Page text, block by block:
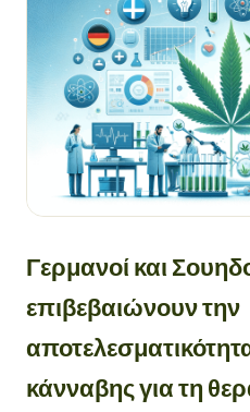
Γερμανοί και
επιβεβαιώνουν την
κάνναβης για τη